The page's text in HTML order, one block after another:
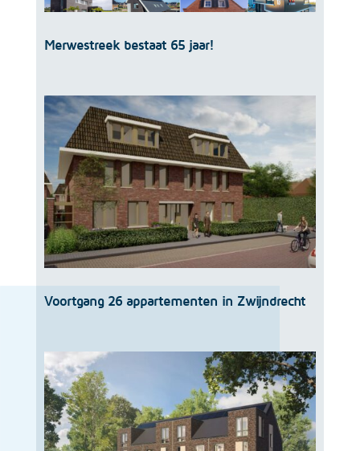
Merwestreek bestaat 65 jaar!
Voortgang 26 appartementen in Zwijndrecht